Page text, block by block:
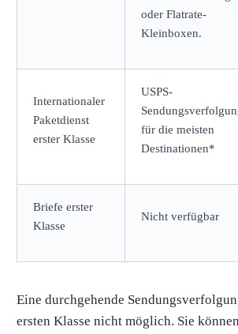
oder Flatrate-
Kleinboxen.
Internationaler
Paketdienst
erster Klasse
USPS-
für die meisten
Destinationen*
Briefe erster
Klasse
Nicht verfügbar
Eine durchgehende
ersten Klasse nicht möglich. Sie